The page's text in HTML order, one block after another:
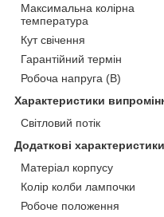
Максимальна колірна
температура
Кут свічення
Гарантійний термін
Робоча напруга (В)
Характеристики
Світловий потік
Додаткові характеристики
Матеріал корпусу
Колір колби лампочки
Робоче положення